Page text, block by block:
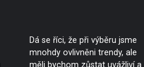
Dá se říci, že při výběru jsme
mnohdy ovlivněni trendy, ale
měli bychom zůstat uvážliví a